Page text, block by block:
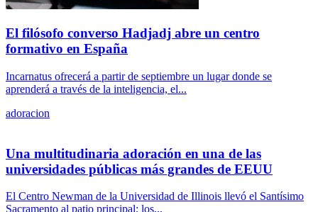
El filósofo converso Hadjadj abre un centro
formativo en España
Incarnatus ofrecerá a partir de septiembre un lugar donde se
aprenderá a través de la inteligencia, el...
adoracion
Una multitudinaria adoración en una de las
universidades públicas más grandes de EEUU
El Centro Newman de la Universidad de Illinois llevó el Santísimo
Sacramento al patio principal; los...